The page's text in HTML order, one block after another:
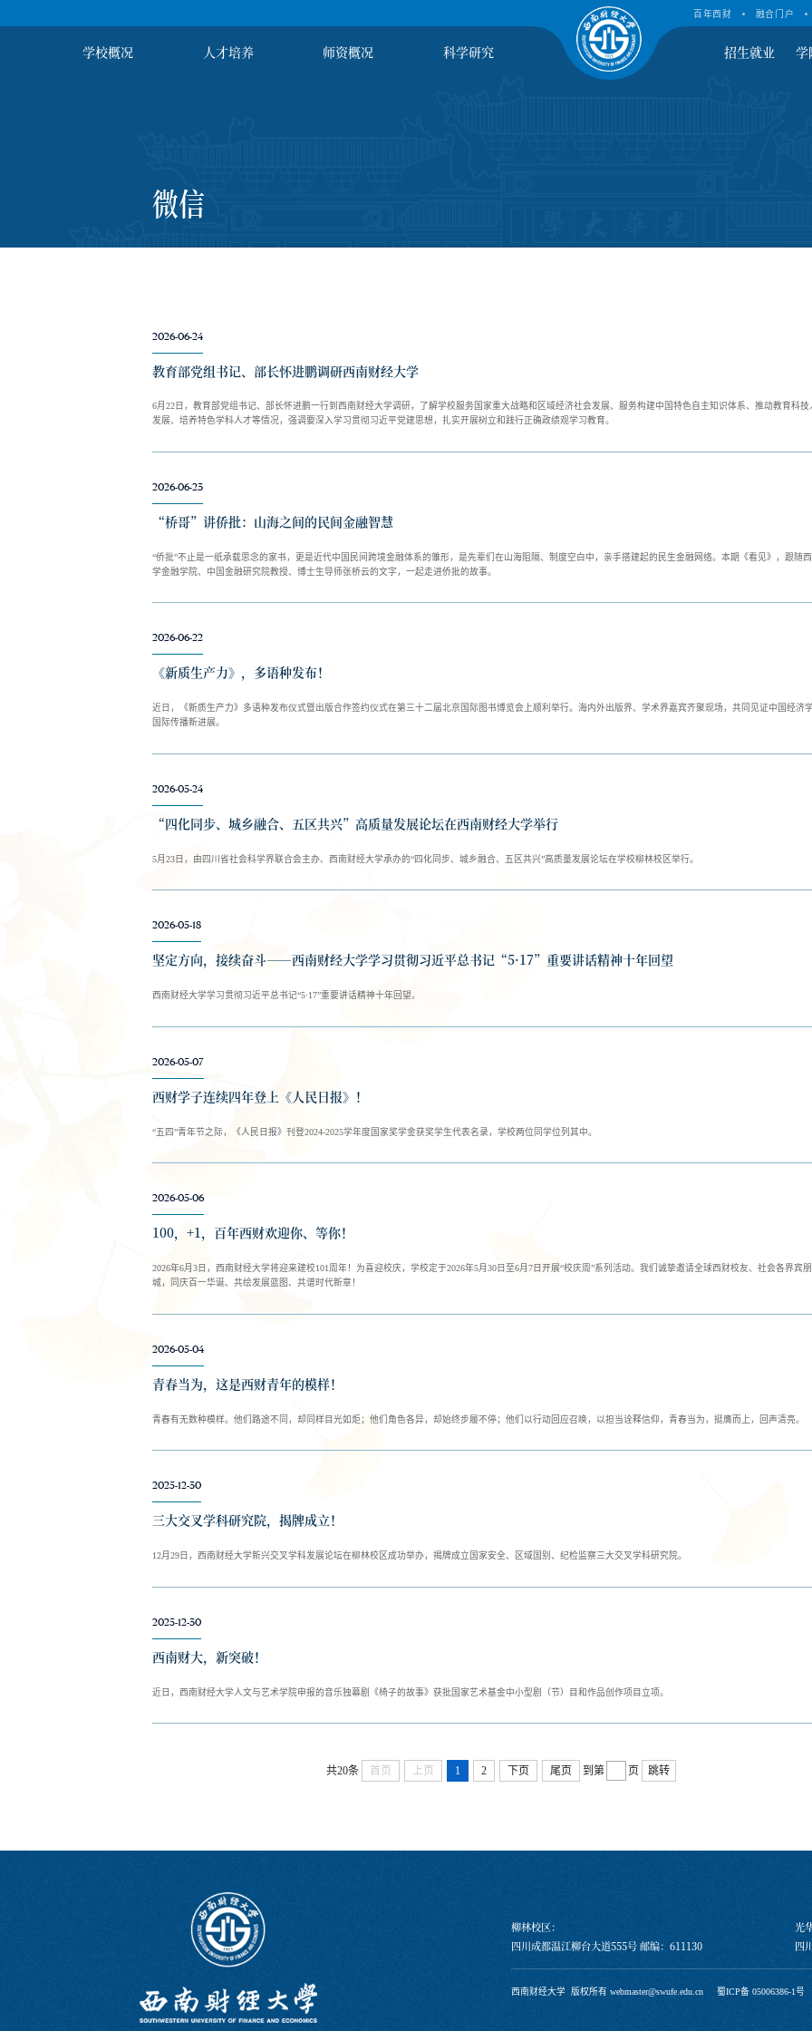
百年西财 融合门户
学校概况 人才培养 师资概况 科学研究 招生就业 学
微信
2026-06-24
教育部党组书记、部长怀进鹏调研西南财经大学
6月22日，教育部党组书记、部长怀进鹏一行到西南财经大学调研，了解学校服务国家重大战略和区域经济社会发展、服务构建中国特色自主知识体系、推动教育科技
发展、培养特色学科人才等情况，强调要深入学习贯彻习近平党建思想，扎实开展树立和践行正确政绩观学习教育。
2026-06-23
“桥哥”讲侨批：山海之间的民间金融智慧
“侨批”不止是一纸承载思念的家书，更是近代中国民间跨境金融体系的雏形，是先辈们在山海阻隔、制度空白中，亲手搭建起的民生金融网络。本期《看见》，跟随
学金融学院、中国金融研究院教授、博士生导师张桥云的文字，一起走进侨批的故事。
2026-06-22
《新质生产力》，多语种发布！
近日，《新质生产力》多语种发布仪式暨出版合作签约仪式在第三十二届北京国际图书博览会上顺利举行。海内外出版界、学术界嘉宾齐聚现场，共同见证中国经济
国际传播新进展。
2026-05-24
“四化同步、城乡融合、五区共兴”高质量发展论坛在西南财经大学举行
5月23日，由四川省社会科学界联合会主办、西南财经大学承办的“四化同步、城乡融合、五区共兴”高质量发展论坛在学校柳林校区举行。
2026-05-18
坚定方向，接续奋斗——西南财经大学学习贯彻习近平总书记“5·17”重要讲话精神十年回望
西南财经大学学习贯彻习近平总书记“5·17”重要讲话精神十年回望。
2026-05-07
西财学子连续四年登上《人民日报》！
“五四”青年节之际，《人民日报》刊登2024-2025学年度国家奖学金获奖学生代表名录，学校两位同学位列其中。
2026-05-06
100，+1，百年西财欢迎你、等你！
2026年6月3日，西南财经大学将迎来建校101周年！为喜迎校庆，学校定于2026年5月30日至6月7日开展“校庆周”系列活动。我们诚挚邀请全球西财校友、社会各界宾
城，同庆百一华诞、共绘发展蓝图、共谱时代新章！
2026-05-04
青春当为，这是西财青年的模样！
青春有无数种模样。他们路途不同，却同样目光如炬；他们角色各异，却始终步履不停；他们以行动回应召唤，以担当诠释信仰，青春当为，挺膺而上，回声清亮。
2025-12-30
三大交叉学科研究院，揭牌成立！
12月29日，西南财经大学新兴交叉学科发展论坛在柳林校区成功举办，揭牌成立国家安全、区域国别、纪检监察三大交叉学科研究院。
2025-12-30
西南财大，新突破！
近日，西南财经大学人文与艺术学院申报的音乐独幕剧《椅子的故事》获批国家艺术基金中小型剧（节）目和作品创作项目立项。
共20条 首页 上页 1 2 下页 尾页 到第 页 跳转
柳林校区：
四川成都温江柳台大道555号 邮编：611130
光
四
西南财经大学 版权所有 webmaster@swufe.edu.cn 蜀ICP备 05006386-1号